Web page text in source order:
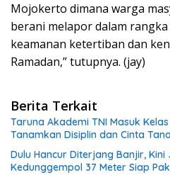
Mojokerto dimana warga
berani melapor dalam
keamanan ketertiban dan
Ramadan,” tutupnya. (jay)
Berita Terkait
Taruna Akademi TNI Masuk
Tanamkan Disiplin dan Cinta
Dulu Hancur Diterjang Banjir,
Kedunggempol 37 Meter Siap